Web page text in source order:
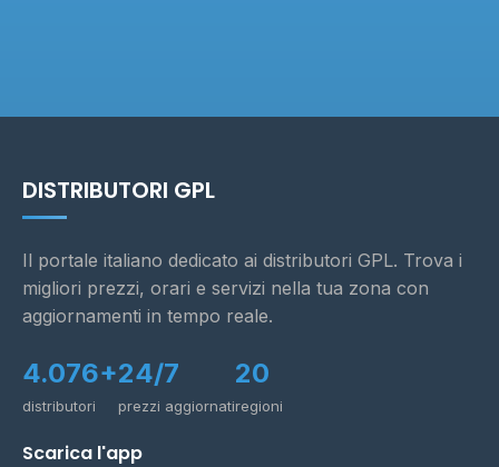
DISTRIBUTORI GPL
Il portale italiano dedicato ai distributori GPL. Trova i
migliori prezzi, orari e servizi nella tua zona con
aggiornamenti in tempo reale.
4.076+
distributori
24/7
prezzi aggiornati
20
regioni
Scarica l'app